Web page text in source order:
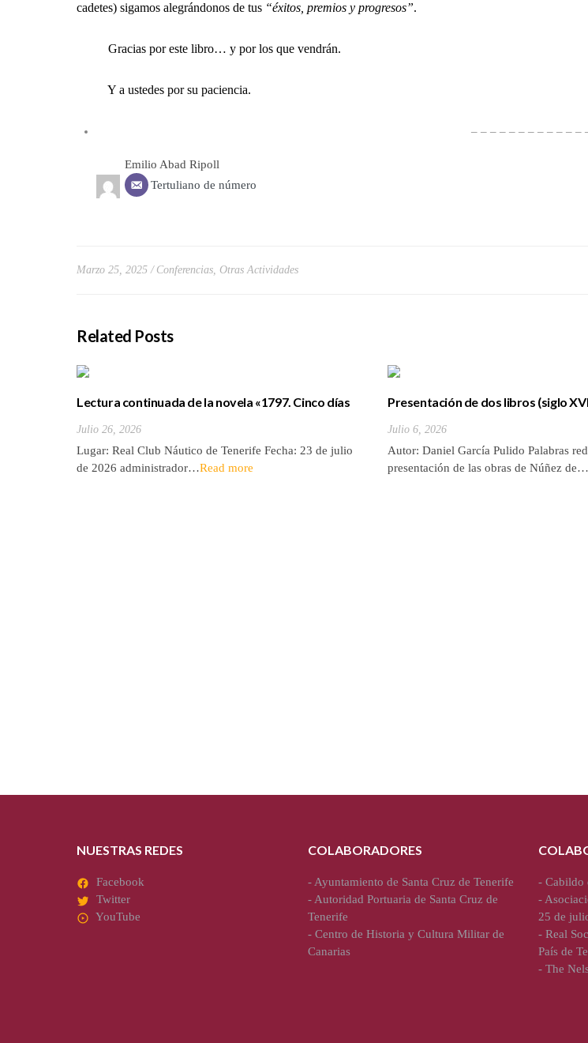
cadetes) sigamos alegrándonos de tus “éxitos, premios y progresos”.
Gracias por este libro… y por los que vendrán.
Y a ustedes por su paciencia.
– – – – – – – – – – – –
Emilio Abad Ripoll
Tertuliano de número
Marzo 25, 2025 Conferencias Otras Actividades
Related Posts
Lectura continuada de la novela «1797. Cinco días
Julio 26, 2026
Lugar: Real Club Náutico de Tenerife Fecha: 23 de julio
de 2026 administrador…Read more
Presentación de dos libros (siglo
Islas Canarias
Julio 6, 2026
Autor: Daniel García Pulido Palabras
presentación de las obras de Núñez de…
NUESTRAS REDES
Facebook
Twitter
YouTube
COLABORADORES
-Ayuntamiento de Santa Cruz de Tenerife
-Autoridad Portuaria de Santa Cruz de
Tenerife
- Centro de Historia y Cultura Militar de
Canarias
- Cabildo
-
25 de
- Real
País de
- The